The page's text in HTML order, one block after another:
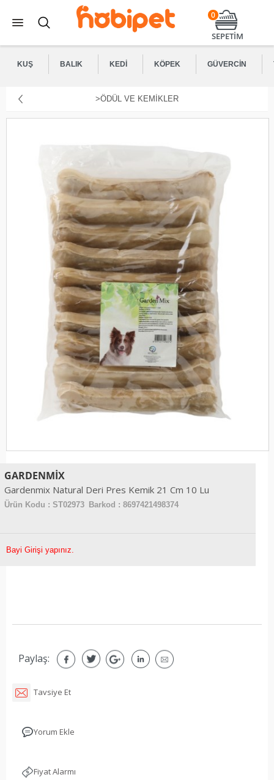
0
SEPETİM
KUŞ BALIK KEDI KÖPEK GÜVERCIN
>ÖDÜL VE KEMIKLER
GARDENMIX
Gardenmix Natural Deri Pres Kemik 21 Cm 10 Lu
Ürün Kodu : ST02973 Barkod : 8697421498374
Bayi Girişi yapınız.
Paylaş:
Tavsiye Et
Yorum Ekle
Fiyat Alarmı